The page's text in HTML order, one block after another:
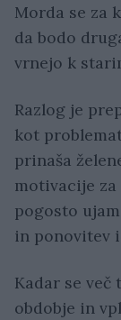
Morda se za
da bodo
vrnejo k
Razlog je
kot
prinaša
motivacije za
pogosto
in ponovitev
Kadar se več
obdobje in